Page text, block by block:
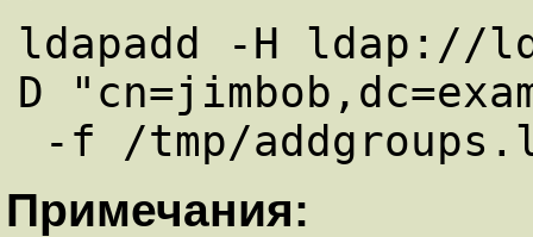
ldapadd -H ldap://
D
Примечания: